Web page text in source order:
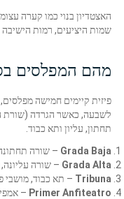
האצטדיון בנוי כמו קערה
שמות היציעים, רמות
מהם המפלסים
פיזית קיימים חמישה
לשבעה, כאשר הגרדה (שורת
תחתון, עליון ותא כבוד.
Grada Baja – שורה
Grada Alta – שורה
Tribuna – תא כבוד, מושבי
Primer Anfiteatro
–